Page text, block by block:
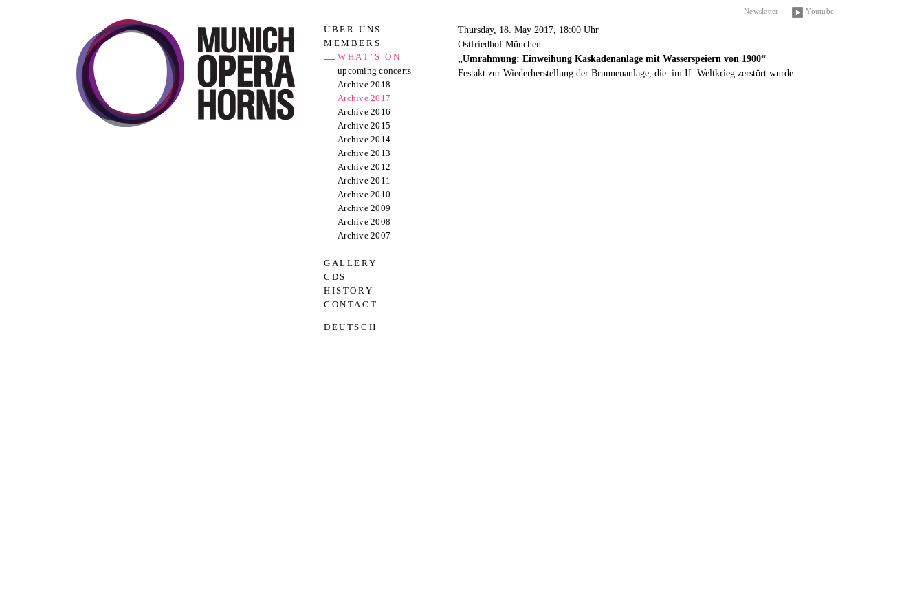
ÜBER UNS
MEMBERS
WHAT’S ON
upcoming concerts
Archive 2018
Archive 2017
Archive 2016
Archive 2015
Archive 2014
Archive 2013
Archive 2012
Archive 2011
Archive 2010
Archive 2009
Archive 2008
Archive 2007
GALLERY
CDS
HISTORY
CONTACT
DEUTSCH
Newsletter Youtube
Thursday, 18. May 2017, 18:00 Uhr
Ostfriedhof München
„Umrahmung: Einweihung Kaskadenanlage mit Wasserspeiern von 1900“
Festakt zur Wiederherstellung der Brunnenanlage, die im II. Weltkrieg zerstört wurde.